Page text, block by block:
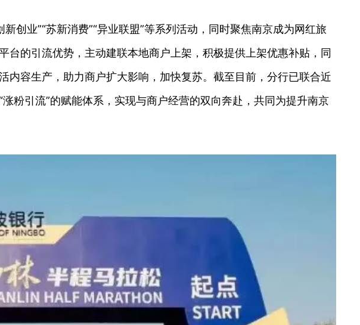
创业”“苏新消费”“异业联盟”等系列活动，同时聚焦南京成为网红旅
台的引流优势，主动建联本地商户上架，积极提供上架优惠补贴，同
内容生产，助力商户扩大影响，加快复苏。截至目前，分行已联合近
粉引流”的赋能体系，实现与商户经营的双向奔赴，共同为提升南京